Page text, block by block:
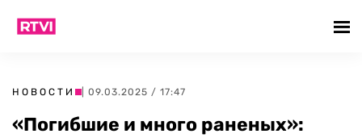
НОВОСТИ | 09.03.2025 / 17:47
«Погибшие и много раненых»: